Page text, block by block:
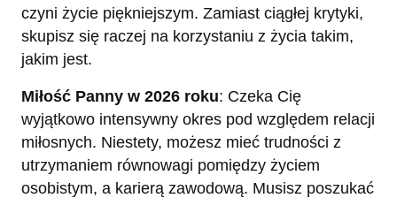
czyni życie piękniejszym. Zamiast ciągłej krytyki,
skupisz się raczej na korzystaniu z życia takim,
jakim jest.
Miłość Panny w 2026 roku: Czeka Cię
wyjątkowo intensywny okres pod względem relacji
miłosnych. Niestety, możesz mieć trudności z
utrzymaniem równowagi pomiędzy życiem
osobistym, a karierą zawodową. Musisz poszukać